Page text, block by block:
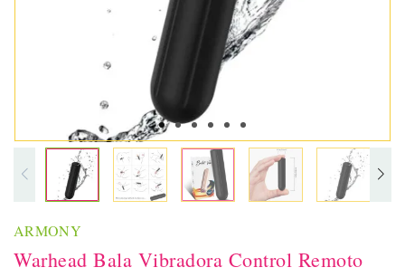
ARMONY
Warhead Bala Vibradora Control Remoto